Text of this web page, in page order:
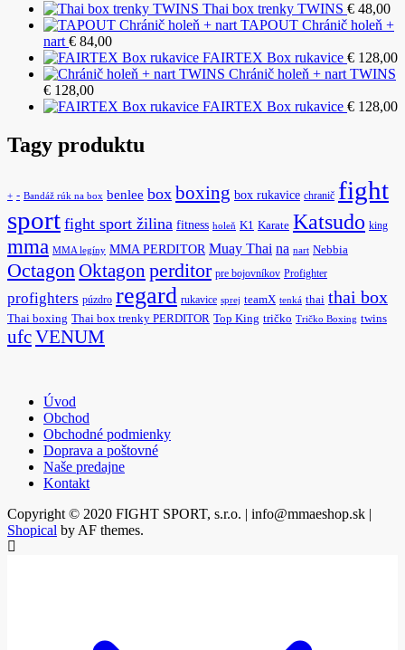
Thai box trenky TWINS € 48,00
TAPOUT Chránič holeň +
nart € 84,00
FAIRTEX Box rukavice € 128,00
Chránič holeň + nart TWINS
€ 128,00
FAIRTEX Box rukavice € 128,00
Tagy produktu
+ - Bandáž rúk na box benlee box boxing box rukavice chranič fight
sport fight sport žilina fitness holeň K1 Karate Katsudo king
mma MMA legíny MMA PERDITOR Muay Thai na nart Nebbia
OctagonOktagon perditor pre bojovníkov Profighter
profighters púzdro regard rukavice sprej teamX tenká thai thai box
Thai boxing Thai box trenky PERDITOR Top King tričko Tričko Boxing twins
ufcVENUM
Úvod
Obchod
Obchodné podmienky
Doprava a poštovné
Naše predajne
Kontakt
Copyright © 2020 FIGHT SPORT, s.r.o. | info@mmaeshop.sk |
Shopical by AF themes.